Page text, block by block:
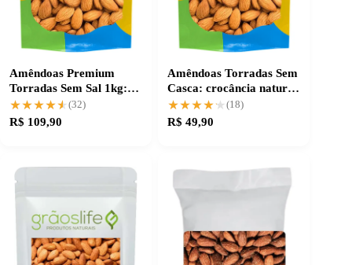
Amêndoas Premium
Torradas Sem Sal 1kg:
Crocância e Pureza
★★★★★
★★★★★ (32)
R$ 109,90
Amêndoas Torradas Sem
Casca: crocância natural
e sem sal
★★★★★
★★★★★(18)
R$ 49,90